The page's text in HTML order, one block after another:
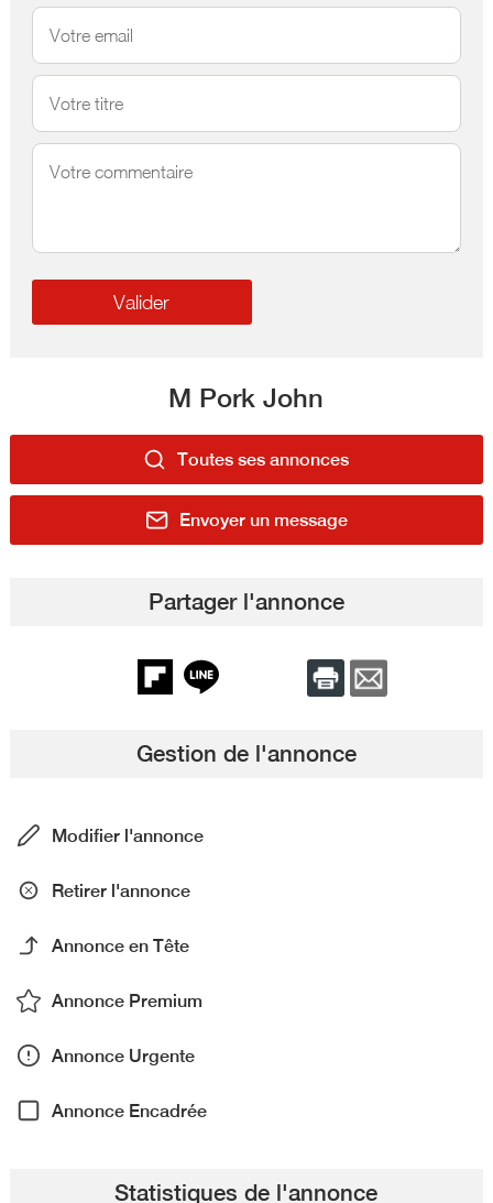
M Pork John
Toutes ses annonces
Envoyer un message
Partager l'annonce
Gestion de l'annonce
Modifier l'annonce
Retirer l'annonce
Annonce en Tête
Annonce Premium
Annonce Urgente
Annonce Encadrée
Statistiques de l'annonce